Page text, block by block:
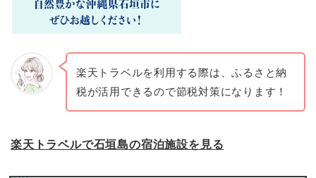
楽天トラベルを利用する際は、ふるさと納
税が活用できるので節税対策になります！
楽天トラベルで石垣島の宿泊施設を見る